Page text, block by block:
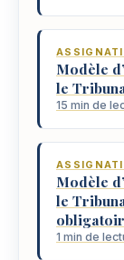
Modèle
le
15 min de
Modèle
le
1 min de